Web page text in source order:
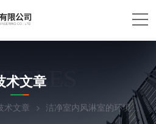
术文章
术文章 洁净室内风淋室的环境控制及日常养护